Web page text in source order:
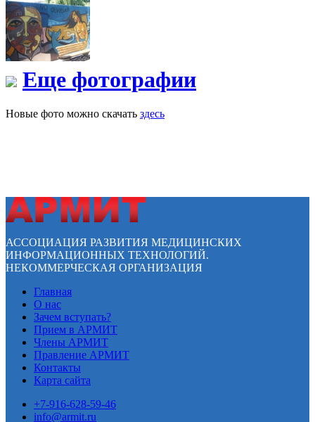
Еще фотографии
Новые фото можно скачать здесь
АССОЦИАЦИЯ РАЗВИТИЯ МЕДИЦИНСКИХ
ИНФОРМАЦИОННЫХ ТЕХНОЛОГИЙ.
НЕКОММЕРЧЕСКАЯ ОРГАНИЗАЦИЯ
Главная
О нас
Зачем вступать?
Прием в АРМИТ
Члены АРМИТ
Правление АРМИТ
Контакты
Карта сайта
+7-916-628-59-46
info@armit.ru